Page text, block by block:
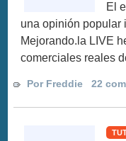
El
una opinión popular
Mejorando.la LIVE
comerciales reales
Por Freddie 22